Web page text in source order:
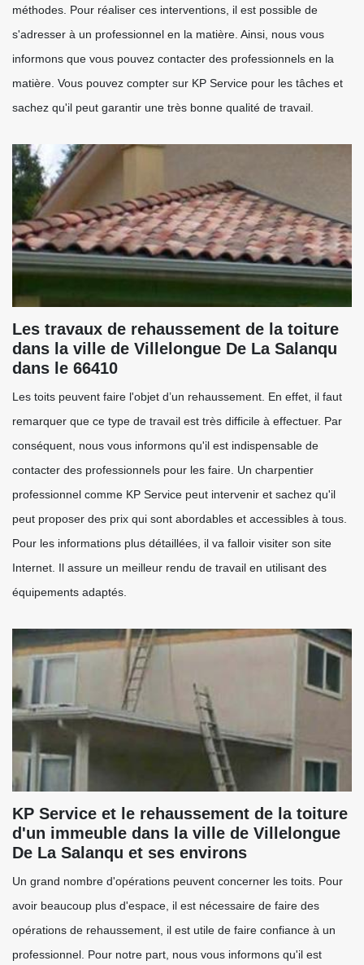
méthodes. Pour réaliser ces interventions, il est possible de
s'adresser à un professionnel en la matière. Ainsi, nous vous
informons que vous pouvez contacter des professionnels en la
matière. Vous pouvez compter sur KP Service pour les tâches et
sachez qu'il peut garantir une très bonne qualité de travail.
Les travaux de rehaussement de la toiture
dans la ville de Villelongue De La Salanqu
dans le 66410
Les toits peuvent faire l'objet d’un rehaussement. En effet, il faut
remarquer que ce type de travail est très difficile à effectuer. Par
conséquent, nous vous informons qu'il est indispensable de
contacter des professionnels pour les faire. Un charpentier
professionnel comme KP Service peut intervenir et sachez qu'il
peut proposer des prix qui sont abordables et accessibles à tous.
Pour les informations plus détaillées, il va falloir visiter son site
Internet. Il assure un meilleur rendu de travail en utilisant des
équipements adaptés.
KP Service et le rehaussement de la toiture
d'un immeuble dans la ville de Villelongue
De La Salanqu et ses environs
Un grand nombre d'opérations peuvent concerner les toits. Pour
avoir beaucoup plus d'espace, il est nécessaire de faire des
opérations de rehaussement, il est utile de faire confiance à un
professionnel. Pour notre part, nous vous informons qu'il est